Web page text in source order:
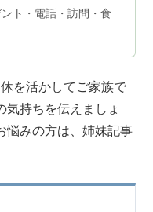
ト・電話・訪問・食
を活かしてご家族で
気持ちを伝えましょ
悩みの方は、姉妹記事